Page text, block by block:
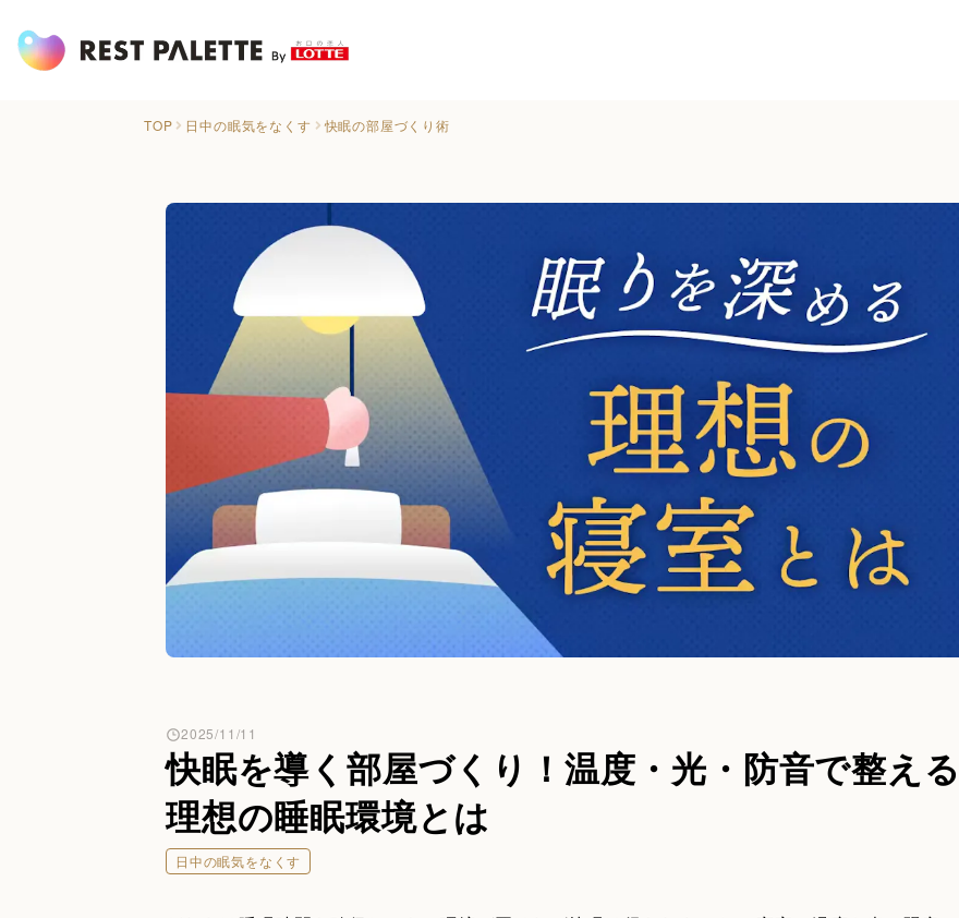
TOP 日中の眠気をなくす 快眠の部屋づくり術
快眠を導く部屋づくり！温度・光・防音で整える
理想の睡眠環境とは
2025/11/11
日中の眠気をなくす